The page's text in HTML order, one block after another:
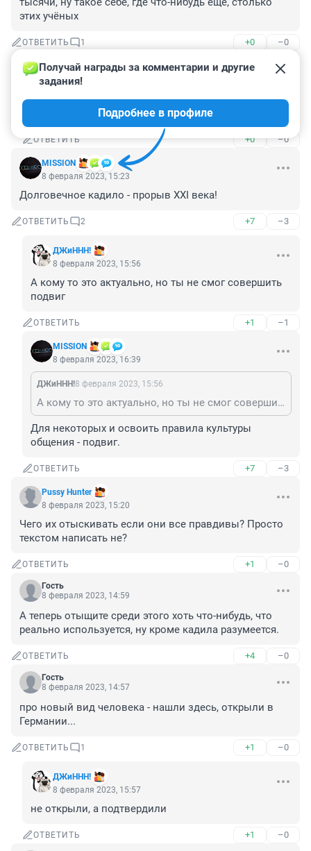
этих учёных
ОТВЕТИТЬ 1 +0 –0
Гость
8 февраля 2023, 19:50
Ну как же, а вот арбидол! А еще есть отечественная
ОТВЕТИТЬ +0 –0
MISSION
Получай награды за комментарии и другие
задания!
Подробнее в профиле
8 февраля 2023, 15:23
Долговечное кадило - прорыв XXI века!
ОТВЕТИТЬ 2 +7 –3
ДЖиННН!
8 февраля 2023, 15:56
А кому то это актуально, но ты не смог совершить
подвиг
ОТВЕТИТЬ +1 –1
MISSION
8 февраля 2023, 16:39
ДЖиННН!8 февраля 2023, 15:56
А кому то это актуально, но ты не смог совершить подвиг
Для некоторых и освоить правила культуры
общения - подвиг.
ОТВЕТИТЬ +7 –3
Pussy Hunter
8 февраля 2023, 15:20
Чего их отыскивать если они все правдивы? Просто
текстом написать не?
ОТВЕТИТЬ +1 –0
Гость
8 февраля 2023, 14:59
А теперь отыщите среди этого хоть что-нибудь, что
реально используется, ну кроме кадила разумеется.
ОТВЕТИТЬ +4 –0
Гость
8 февраля 2023, 14:57
про новый вид человека - нашли здесь, открыли в
Германии...
ОТВЕТИТЬ 1 +1 –0
ДЖиННН!
8 февраля 2023, 15:57
не открыли, а подтвердили
ОТВЕТИТЬ +1 –0